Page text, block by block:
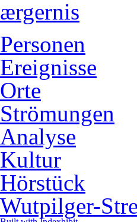
ærgernis
Personen
Ereignisse
Orte
Strömungen
Analyse
Kultur
Hörstück
Wutpilger-